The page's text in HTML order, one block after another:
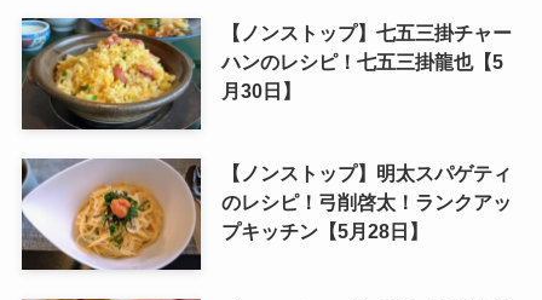
【ノンストップ】七五三掛チャー
ハンのレシピ！七五三掛龍也【5
月30日】
【ノンストップ】明太スパゲティ
のレシピ！弓削啓太！ランクアッ
プキッチン【5月28日】